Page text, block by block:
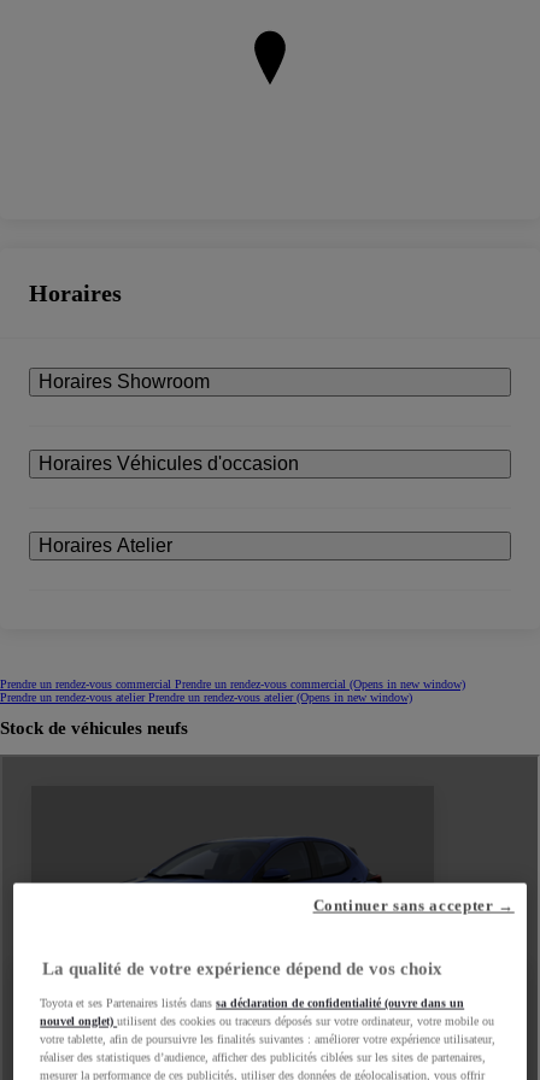
Horaires
Horaires Showroom
Horaires Véhicules d'occasion
Horaires Atelier
Prendre un rendez-vous commercial Prendre un rendez-vous commercial (Opens in new window)
Prendre un rendez-vous atelierPrendre un rendez-vous atelier(Opens in new window)
Stock de véhicules neufs
La qualité de votre expérience dépend de vos choix
Toyota et ses Partenaires listés danssa déclaration de confidentialité (ouvre dans un
nouvel onglet)utilisent des cookies ou traceurs déposés sur votre ordinateur, votre mobile ou
votre tablette, afin de poursuivre les finalités suivantes : améliorer votre expérience utilisateur,
réaliser des statistiques d’audience, afficher des publicités ciblées sur les sites de partenaires,
mesurer la performance de ces publicités, utiliser des données de géolocalisation, vous offrir
Continuer sans accepter →